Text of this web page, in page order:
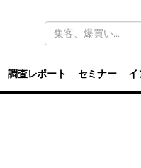
キ
ワ
ド
検
索
調査レポート セミナー イ